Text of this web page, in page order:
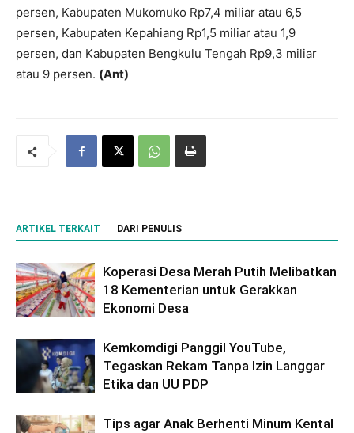
persen, Kabupaten Mukomuko Rp7,4 miliar atau 6,5
persen, Kabupaten Kepahiang Rp1,5 miliar atau 1,9
persen, dan Kabupaten Bengkulu Tengah Rp9,3 miliar
atau 9 persen. (Ant)
ARTIKEL TERKAIT DARI PENULIS
Koperasi Desa Merah Putih Melibatkan
18 Kementerian untuk Gerakkan
Ekonomi Desa
Kemkomdigi Panggil YouTube,
Tegaskan Rekam Tanpa Izin Langgar
Etika dan UU PDP
Tips agar Anak Berhenti Minum Kental